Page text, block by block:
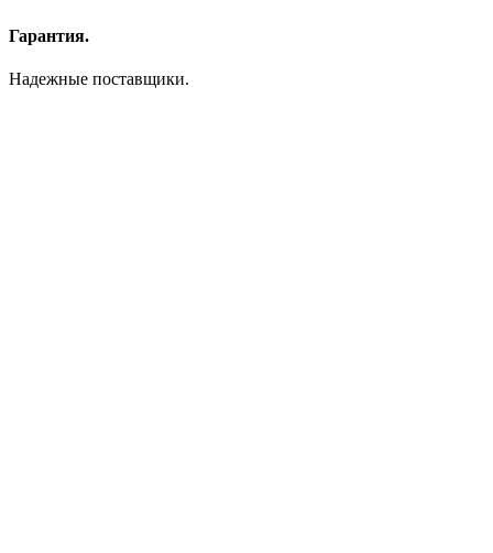
Гарантия.
Надежные поставщики.